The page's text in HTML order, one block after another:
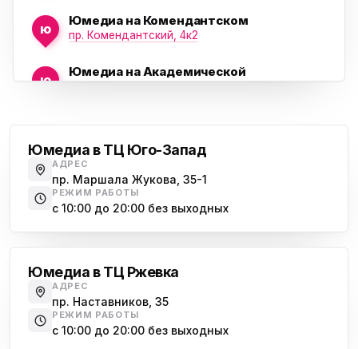
ю
Юмедиа на Комендантском
пр. Комендантский, 4к2
ю
Юмедиа на Академической
Юмедиа на Наставников
пр. Наставников 35
ю
Юмедиа в ТК Юго-Запад
пр. Маршала Жукова, 35-1
Юмедиа на Космонавтов
Юмедиа в ТЦ Юго-Запад
АДРЕС
пр. Маршала Жукова, 35-1
РЕЖИМ РАБОТЫ
с 10:00 до 20:00 без выходных
Юмедиа в ТЦ Ржевка
АДРЕС
пр. Наставников, 35
РЕЖИМ РАБОТЫ
с 10:00 до 20:00 без выходных